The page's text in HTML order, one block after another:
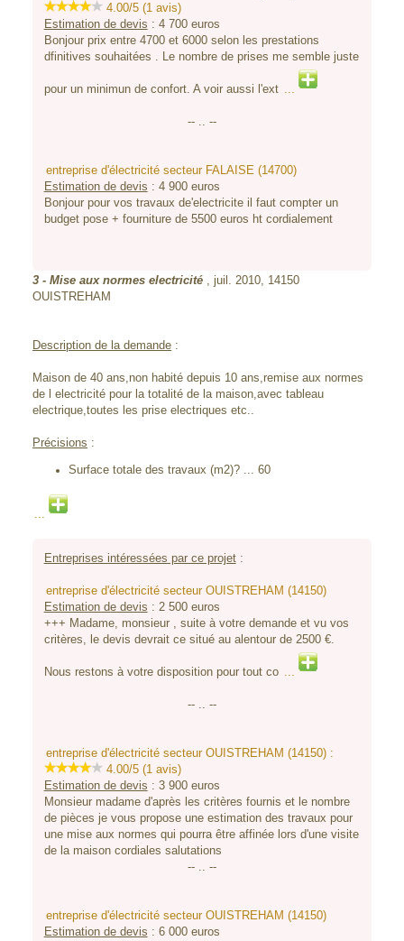
4.00/5 (1 avis)
Estimation de devis : 4 700euros
Bonjour prix entre 4700 et 6000 selon les prestations
dfinitives souhaitées . Le nombre de prises me semble juste
pour un minimun de confort. A voir aussi l'ext
-- .. --
entreprise d'électricité secteur FALAISE (14700)
Estimation de devis : 4 900euros
Bonjour pour vos travaux de'electricite il faut compter un
budget pose + fourniture de 5500 euros ht cordialement
3 - Mise aux normes electricité , juil. 2010, 14150
OUISTREHAM
Description de la demande :
Maison de 40 ans,non habité depuis 10 ans,remise aux normes
de l electricité pour la totalité de la maison,avec tableau
electrique,toutes les prise electriques etc..
Précisions :
Surface totale des travaux (m2)? ... 60
...
Entreprises intéressées par ce projet:
entreprise d'électricité secteur OUISTREHAM (14150)
Estimation de devis : 2 500euros
+++ Madame, monsieur , suite à votre demande et vu vos
critères, le devis devrait ce situé au alentour de 2500 €.
Nous restons à votre disposition pour tout co
-- .. --
entreprise d'électricité secteur OUISTREHAM (14150) :
4.00/5 (1 avis)
Estimation de devis : 3 900euros
Monsieur madame d'après les critères fournis et le nombre
de pièces je vous propose une estimation des travaux pour
une mise aux normes qui pourra être affinée lors d'une visite
de la maison cordiales salutations
-- .. --
entreprise d'électricité secteur OUISTREHAM (14150)
Estimation de devis : 6 000euros